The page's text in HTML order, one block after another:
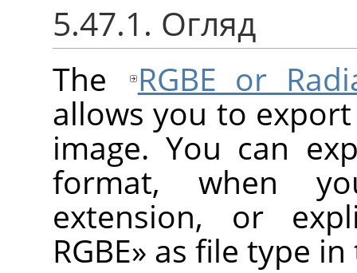
5.47.1. Огляд
The
RGBE or
allows you to
image. You can
format, when
extension, or
RGBE» as file type